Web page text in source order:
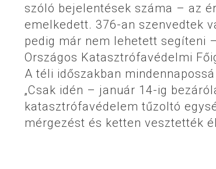
szóló bejelentések száma – az
emelkedett. 376-an szenvedtek
pedig már nem lehetett segíteni
Országos Katasztrófavédelmi
A téli időszakban
„Csak idén – január 14-ig
katasztrófavédelem tűzoltó
mérgezést és ketten vesztették